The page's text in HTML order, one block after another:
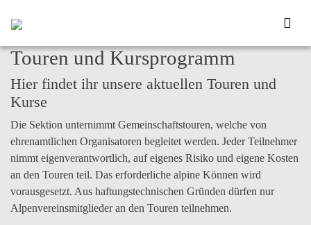
Touren und Kursprogramm
Hier findet ihr unsere aktuellen Touren und
Kurse
Die Sektion unternimmt Gemeinschaftstouren, welche von
ehrenamtlichen Organisatoren begleitet werden. Jeder Teilnehmer
nimmt eigenverantwortlich, auf eigenes Risiko und eigene Kosten
an den Touren teil. Das erforderliche alpine Können wird
vorausgesetzt. Aus haftungstechnischen Gründen dürfen nur
Alpenvereinsmitglieder an den Touren teilnehmen.